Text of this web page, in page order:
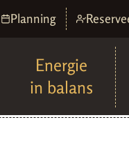
Planning
Energie
in balans